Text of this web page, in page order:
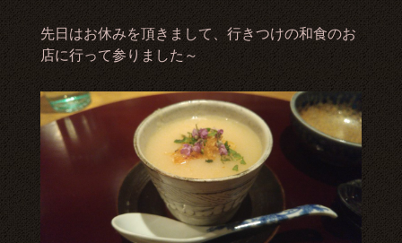
先日はお休みを頂きまして、行きつけの和食のお
店に行って参りました～